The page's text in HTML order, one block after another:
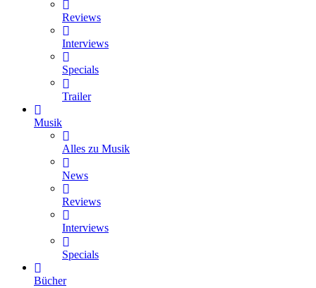
Reviews
Interviews
Specials
Trailer
Musik
Alles zu Musik
News
Reviews
Interviews
Specials
Bücher